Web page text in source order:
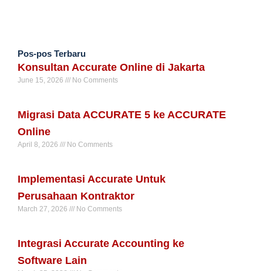
Pos-pos Terbaru
Konsultan Accurate Online di Jakarta
June 15, 2026 No Comments
Migrasi Data ACCURATE 5 ke ACCURATE
Online
April 8, 2026 No Comments
Implementasi Accurate Untuk
Perusahaan Kontraktor
March 27, 2026 No Comments
Integrasi Accurate Accounting ke
Software Lain